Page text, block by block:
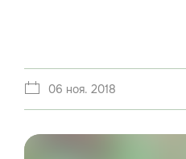
06 ноя. 2018